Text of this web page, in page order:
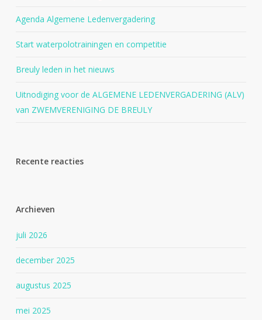
Agenda Algemene Ledenvergadering
Start waterpolotrainingen en competitie
Breuly leden in het nieuws
Uitnodiging voor de ALGEMENE LEDENVERGADERING (ALV)
van ZWEMVERENIGING DE BREULY
Recente reacties
Archieven
juli 2026
december 2025
augustus 2025
mei 2025